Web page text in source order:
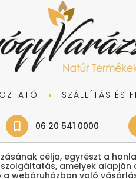
SZÁLLÍTÁS ÉS
06 20 541 0000
célja, egyrészt a
amelyek alapján
a webáruházban való